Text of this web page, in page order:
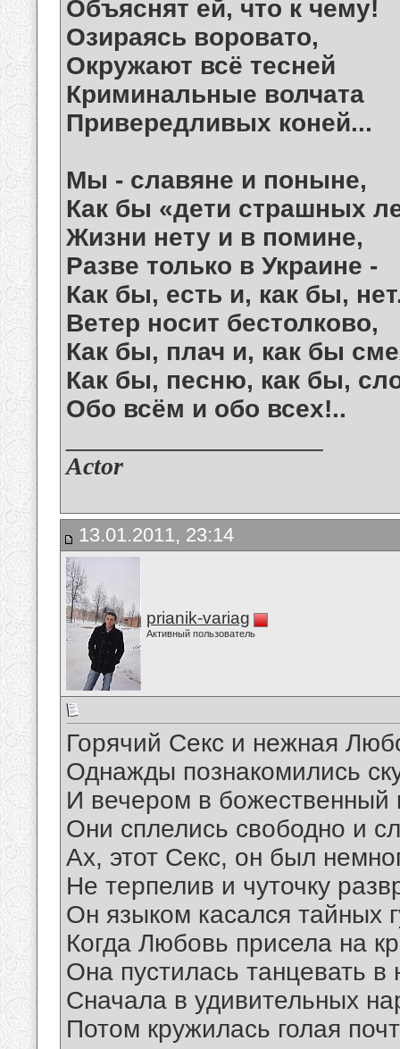
Объяснят ей, что к чему!
Озираясь воровато,
Окружают всё тесней
Криминальные волчата
Привередливых коней...
Мы - славяне и поныне,
Как бы «дети страшных
Жизни нету и в помине,
Разве только в Украине -
Как бы, есть и, как бы,
Ветер носит бестолково,
Как бы, плач и, как бы
Как бы, песню, как бы,
Обо всём и обо всех!..
Actor
13.01.2011, 23:14
prianik-variag
Активный пользователь
Горячий Секс и нежная
Однажды познакомились
И вечером в божественный
Они сплелись свободно и
Ах, этот Секс, он был
Не терпелив и чуточку
Он языком касался тайных
Когда Любовь присела на
Она пустилась танцевать в
Сначала в удивительных
Потом кружилась голая